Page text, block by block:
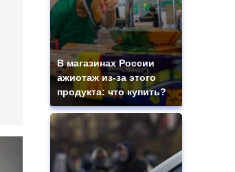
В магазинах России
ажиотаж из-за этого
продукта: что купить?